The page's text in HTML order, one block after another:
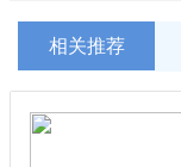
相关推荐